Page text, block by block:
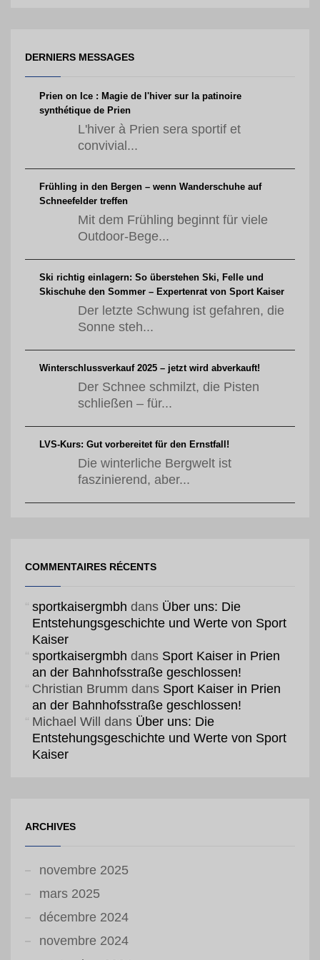
DERNIERS MESSAGES
Prien on Ice : Magie de l'hiver sur la patinoire
synthétique de Prien
L'hiver à Prien sera sportif et
convivial...
Frühling in den Bergen – wenn Wanderschuhe auf
Schneefelder treffen
Mit dem Frühling beginnt für viele
Outdoor-Bege...
Ski richtig einlagern: So überstehen Ski, Felle und
Skischuhe den Sommer – Expertenrat von Sport Kaiser
Der letzte Schwung ist gefahren, die
Sonne steh...
Winterschlussverkauf 2025 – jetzt wird abverkauft!
Der Schnee schmilzt, die Pisten
schließen – für...
LVS-Kurs: Gut vorbereitet für den Ernstfall!
Die winterliche Bergwelt ist
faszinierend, aber...
COMMENTAIRES RÉCENTS
sportkaisergmbh dans Über uns: Die
Entstehungsgeschichte und Werte von Sport
Kaiser
sportkaisergmbh dans Sport Kaiser in Prien
an der Bahnhofsstraße geschlossen!
Christian Brumm dans Sport Kaiser in Prien
an der Bahnhofsstraße geschlossen!
Michael Will
dans Über uns: Die
Entstehungsgeschichte und Werte von Sport
Kaiser
ARCHIVES
novembre 2025
mars 2025
décembre 2024
novembre 2024